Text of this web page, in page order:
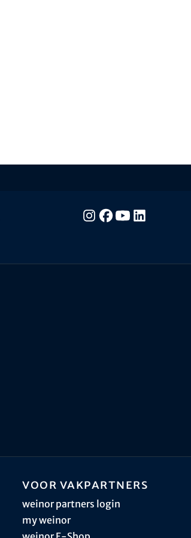
Voor vakpartners
weinor partners login
my weinor